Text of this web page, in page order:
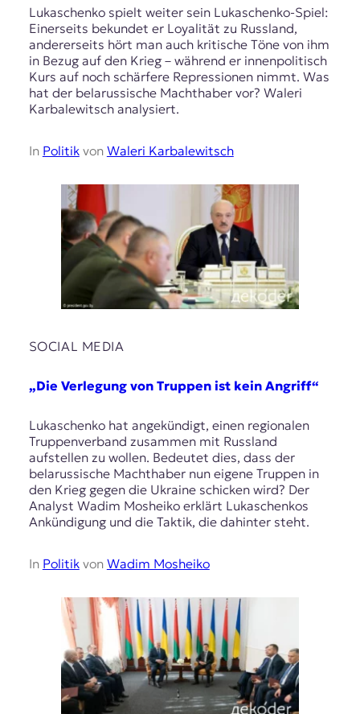
Lukaschenko spielt weiter sein Lukaschenko-Spiel:
Einerseits bekundet er Loyalität zu Russland,
andererseits hört man auch kritische Töne von ihm
in Bezug auf den Krieg – während er innenpolitisch
Kurs auf noch schärfere Repressionen nimmt. Was
hat der belarussische Machthaber vor? Waleri
Karbalewitsch analysiert.
In Politikvon Waleri Karbalewitsch
SOCIAL MEDIA
„Die Verlegung von Truppen ist kein Angriff“
Lukaschenko hat angekündigt, einen regionalen
Truppenverband zusammen mit Russland
aufstellen zu wollen. Bedeutet dies, dass der
belarussische Machthaber nun eigene Truppen in
den Krieg gegen die Ukraine schicken wird? Der
Analyst Wadim Mosheiko erklärt Lukaschenkos
Ankündigung und die Taktik, die dahinter steht.
In Politikvon Wadim Mosheiko